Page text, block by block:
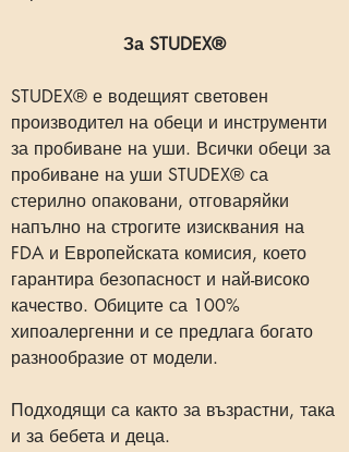
За STUDEX®
STUDEX® е водещият световен
производител на обеци и инструменти
за пробиване на уши. Всички обеци за
пробиване на уши STUDEX® са
стерилно опаковани, отговаряйки
напълно на строгите изисквания на
FDA и Европейската комисия, което
гарантира безопасност и най-високо
качество. Обиците са 100%
хипоалергенни и се предлага богато
разнообразие от модели.
Подходящи са както за възрастни, така
и за бебета и деца.